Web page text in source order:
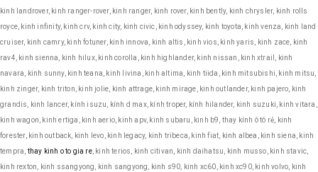
kinh landrover, kinh ranger-rover, kinh ranger, kinh rover, kinh bently, kinh chrysler, kinh rolls
royce, kinh infinity, kinh crv, kinh city, kinh civic, kinh odyssey, kinh toyota, kinh venza, kinh land
cruiser, kinh camry, kinh fotuner, kinh innova, kinh altis, kinh vios, kinh yaris, kinh zace, kinh
rav4, kinh sienna, kinh hilux, kinh corolla, kinh highlander, kinh nissan, kinh xtrail, kinh
navara, kinh sunny, kinh teana, kinh livina, kinh altima, kinh tiida, kinh mitsubishi, kinh mitsu,
kinh zinger, kinh triton, kinh jolie, kinh attrage, kinh mirage, kinh outlander, kinh pajero, kinh
grandis, kinh lancer, kính isuzu, kính d max, kính troper, kính hilander, kinh suzuki, kinh vitara,
kinh wagon, kinh ertiga, kinh aerio, kinh apv, kinh subaru, kinh b9, thay kính ô tô rẻ, kinh
forester, kinh outback, kinh levo, kinh legacy, kinh tribeca, kinh fiat, kinh albea, kinh siena, kinh
tempra, thay kinh o to gia re, kinh terios, kinh citivan, kinh daihatsu, kinh musso, kinh stavic,
kinh rexton, kinh ssangyong, kinh sangyong, kinh s90, kinh xc60, kinh xc90, kinh volvo, kinh